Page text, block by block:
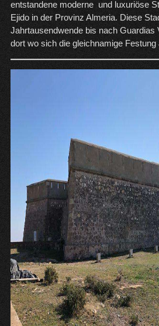
entstandene moderne und luxuriöse
Ejido in der Provinz Almeria. Diese
Jahrtausendwende bis nach Guardias
dort wo sich die gleichnamige Festung